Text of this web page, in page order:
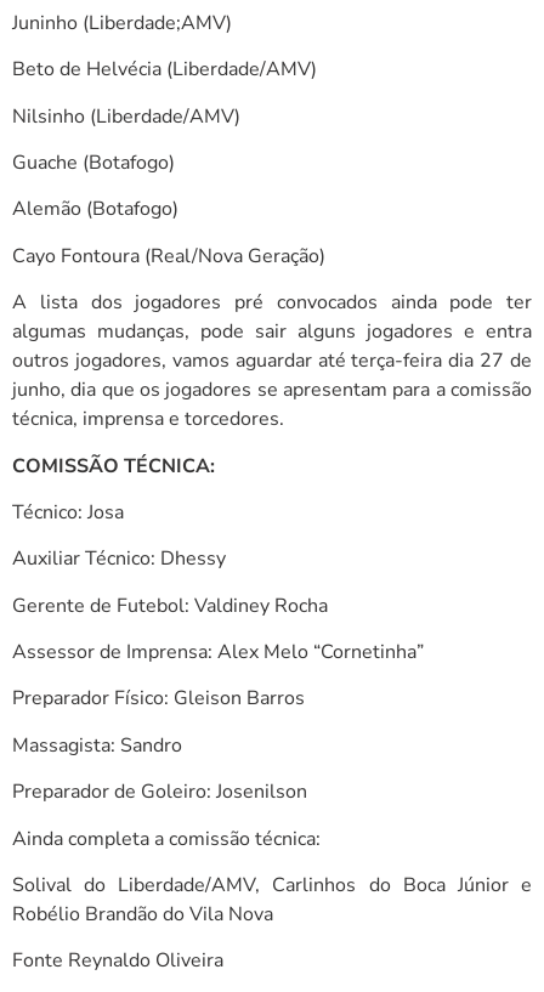
Juninho (Liberdade;AMV)
Beto de Helvécia (Liberdade/AMV)
Nilsinho (Liberdade/AMV)
Guache (Botafogo)
Alemão (Botafogo)
Cayo Fontoura (Real/Nova Geração)
A lista dos jogadores pré convocados ainda pode ter
algumas mudanças, pode sair alguns jogadores e entra
outros jogadores, vamos aguardar até terça-feira dia 27 de
junho, dia que os jogadores se apresentam para a comissão
técnica, imprensa e torcedores.
COMISSÃO TÉCNICA:
Técnico: Josa
Auxiliar Técnico: Dhessy
Gerente de Futebol: Valdiney Rocha
Assessor de Imprensa: Alex Melo “Cornetinha”
Preparador Físico: Gleison Barros
Massagista: Sandro
Preparador de Goleiro: Josenilson
Ainda completa a comissão técnica:
Solival do Liberdade/AMV, Carlinhos do Boca Júnior e
Robélio Brandão do Vila Nova
Fonte Reynaldo Oliveira